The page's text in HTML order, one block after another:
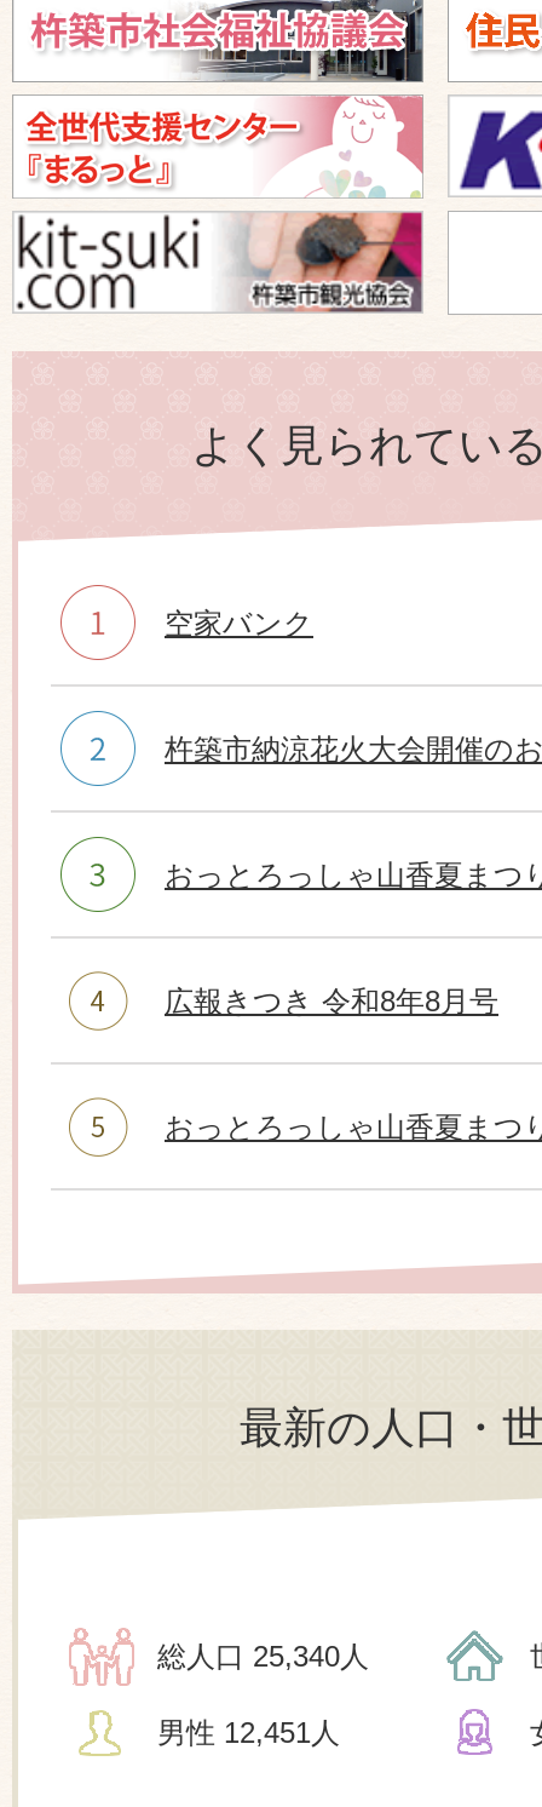
よく見られてい
空家バンク
杵築市納涼花火大会開催の
おっとろっしゃ山香夏まつ
広報きつき 令和8年8月号
おっとろっしゃ山香夏まつ
最新の人口・
総人口 25,340人
男性 12,451人